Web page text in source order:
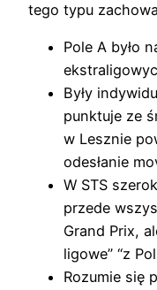
tego typu
Pole A było
Były
punktuje ze
w Lesznie
odesłanie
W STS
przede
Grand Prix,
ligowe” “z
Rozumie się